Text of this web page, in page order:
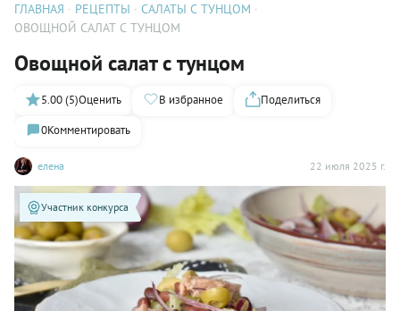
ГЛАВНАЯ РЕЦЕПТЫ
САЛАТЫ С ТУНЦОМ
ОВОЩНОЙ САЛАТ С ТУНЦОМ
Овощной салат с тунцом
елена 22 июля 2025 г.
5.00 (5)Оценить В избранное
Поделиться
0Комментировать
Участник конкурса